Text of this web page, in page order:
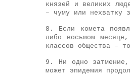
князей и великих
– чуму или нехватку
8. Если комета
либо восьмом
классов общества –
9. Ни одно
может эпидемия